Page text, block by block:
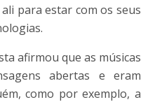
para estar com os seus
afirmou que as músicas
abertas e eram
como por exemplo, a